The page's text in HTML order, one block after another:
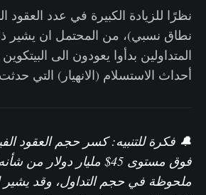
نطاق نسبي)، من المحتمل ان يشير
المتداولين بدأوا يعودون الى
أحداث الاستسلام (الانهيار) التي
🔔 فكرة للتنبيه: كسر حجم العقود
فوق مستوى 45$ مليار دولار
ملحوظة في حجم التداول، وقد يشير